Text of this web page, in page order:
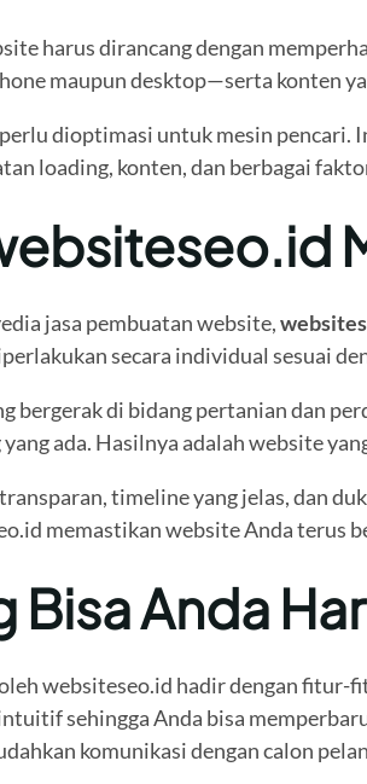
harus dirancang dengan
maupun desktop—serta konten
dioptimasi untuk mesin pencari.
loading, konten, dan berbagai
jasa pembuatan website,
secara individual sesuai
bergerak di bidang pertanian dan
ada. Hasilnya adalah website
timeline yang jelas, dan
memastikan website Anda terus
Bisa Anda
websiteseo.id hadir dengan fitur-
sehingga Anda bisa
komunikasi dengan calon